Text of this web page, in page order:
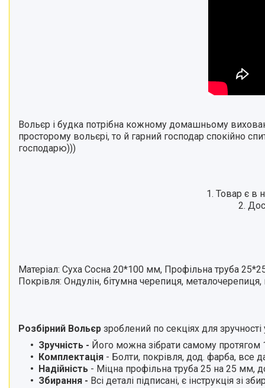
Вольєр і будка потрібна кожному домашньому
просторому вольєрі, то й гарний господар спокійно
господарю)))
1. Товар є в
2.
Матеріал: Суха Сосна 20*100 мм, Профільна труба
Покрівля: Ондулін, бітумна черепиця, металочерепиця,
Розбірний Вольєр зроблений по секціях для
Зручність - Його можна зібрати самому протягом
Комплектація - Болти, покрівля, дод. фарба, все
Надійність - Міцна профільна труба 25 на 25 мм,
Збирання - Всі деталі підписані, є інструкція зі